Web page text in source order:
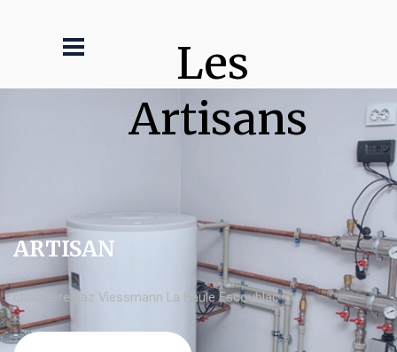
Les
Artisans
ARTISAN
chaudière gaz Viessmann La Baule Escoublac